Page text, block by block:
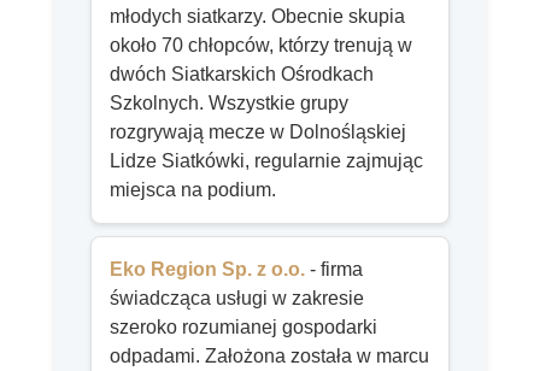
młodych siatkarzy. Obecnie skupia
około 70 chłopców, którzy trenują w
dwóch Siatkarskich Ośrodkach
Szkolnych. Wszystkie grupy
rozgrywają mecze w Dolnośląskiej
Lidze Siatkówki, regularnie zajmując
miejsca na podium.
Eko Region Sp. z o.o. - firma
świadcząca usługi w zakresie
szeroko rozumianej gospodarki
odpadami. Założona została w marcu